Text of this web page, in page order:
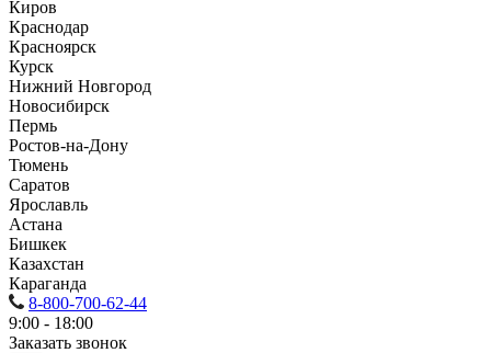
Киров
Краснодар
Красноярск
Курск
Нижний Новгород
Новосибирск
Пермь
Ростов-на-Дону
Тюмень
Саратов
Ярославль
Астана
Бишкек
Казахстан
Караганда
8-800-700-62-44
9:00 - 18:00
Заказать звонок